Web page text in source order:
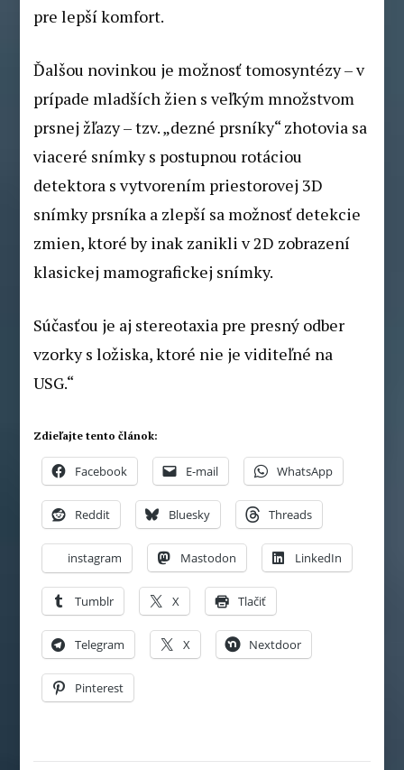
pre lepší komfort.
Ďalšou novinkou je možnosť tomosyntézy – v
prípade mladších žien s veľkým množstvom
prsnej žľazy – tzv. „dezné prsníky“ zhotovia sa
viaceré snímky s postupnou rotáciou
detektora s vytvorením priestorovej 3D
snímky prsníka a zlepší sa možnosť detekcie
zmien, ktoré by inak zanikli v 2D zobrazení
klasickej mamografickej snímky.
Súčasťou je aj stereotaxia pre presný odber
vzorky s ložiska, ktoré nie je viditeľné na
USG.“
Zdieľajte tento článok:
Facebook E-mail WhatsApp
Reddit Bluesky Threads
instagram Mastodon LinkedIn
Tumblr X Tlačiť
Telegram X Nextdoor
Pinterest